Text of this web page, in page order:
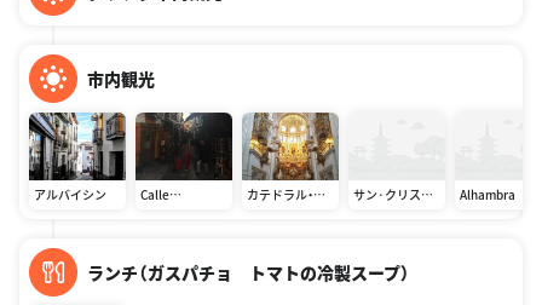
市内観光
アルバイシン
Calle
カテドラル・デ・
サン·クリスト
Alhambra
ランチ（ガスパチョ トマトの冷製スープ）